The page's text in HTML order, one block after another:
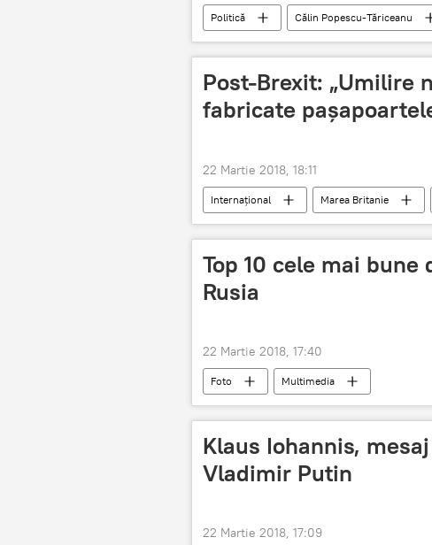
Politică Călin Popescu-Tăriceanu
Post-Brexit: „Umilire
fabricate
22 Martie 2018, 18:11
Internaţional Marea Britanie
Brexit
Top 10 cele mai
Rusia
22 Martie 2018, 17:40
Foto Multimedia
Klaus Iohannis,
Vladimir Putin
22 Martie 2018, 17:09